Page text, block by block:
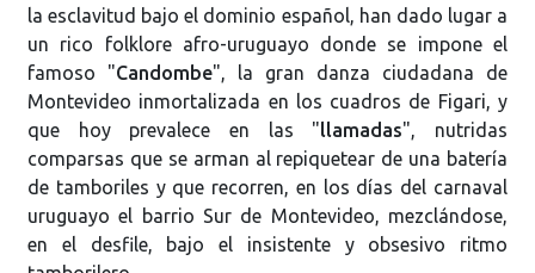
la esclavitud bajo el dominio español, han dado lugar a
un rico folklore afro-uruguayo donde se impone el
famoso "Candombe", la gran danza ciudadana de
Montevideo inmortalizada en los cuadros de Figari, y
que hoy prevalece en las "llamadas", nutridas
comparsas que se arman al repiquetear de una batería
de tamboriles y que recorren, en los días del carnaval
uruguayo el barrio Sur de Montevideo, mezclándose,
en el desfile, bajo el insistente y obsesivo ritmo